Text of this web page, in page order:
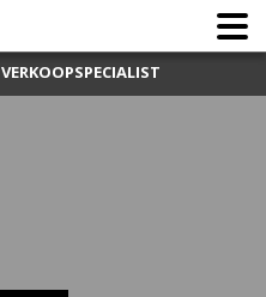
VERKOOPSPECIALIST